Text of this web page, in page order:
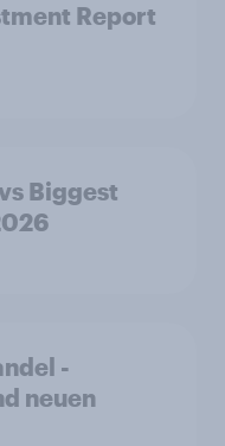
Report
Biggest
-
neuen